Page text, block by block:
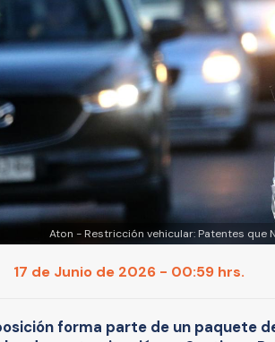
Aton - Restricción vehicular: Patentes que
17 de Junio de 2026 - 00:59 hrs.
forma parte de un paquete